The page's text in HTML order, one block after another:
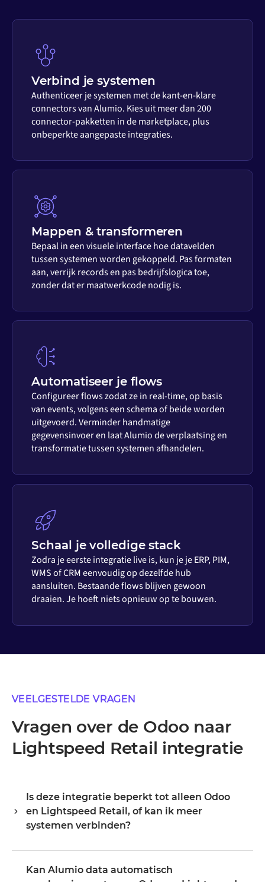
Verbind je systemen
Authenticeer je systemen met de kant-en-klare
connectors van Alumio. Kies uit meer dan 200
connector-pakketten in de marketplace, plus
onbeperkte aangepaste integraties.
Mappen & transformeren
Bepaal in een visuele interface hoe datavelden
tussen systemen worden gekoppeld. Pas formaten
aan, verrijk records en pas bedrijfslogica toe,
zonder dat er maatwerkcode nodig is.
Automatiseer je flows
Configureer flows zodat ze in real-time, op basis
van events, volgens een schema of beide worden
uitgevoerd. Verminder handmatige
gegevensinvoer en laat Alumio de verplaatsing en
transformatie tussen systemen afhandelen.
Schaal je volledige stack
Zodra je eerste integratie live is, kun je je ERP, PIM,
WMS of CRM eenvoudig op dezelfde hub
aansluiten. Bestaande flows blijven gewoon
draaien. Je hoeft niets opnieuw op te bouwen.
VEELGESTELDE VRAGEN
Vragen over de Odoo naar
Lightspeed Retail integratie
Is deze integratie beperkt tot alleen Odoo
en Lightspeed Retail, of kan ik meer
systemen verbinden?
verbonden zijn, breid je hetzelfde platform uit naar je
Kan Alumio data automatisch